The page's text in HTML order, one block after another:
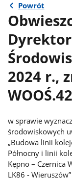
Powrót
2024 r.,
w sprawie
środowiskowych
„Budowa linii
Północny i linii
Kępno – Czernica
LK86 -